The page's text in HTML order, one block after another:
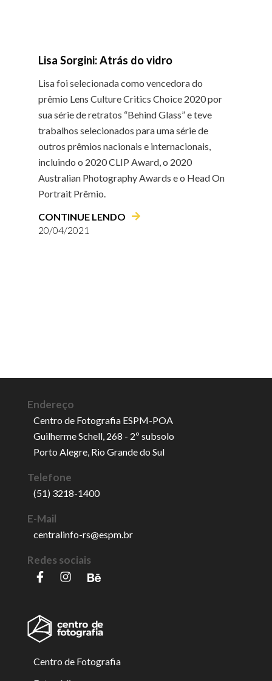
Lisa Sorgini: Atrás do vidro
Lisa foi selecionada como vencedora do
prêmio Lens Culture Critics Choice 2020 por
sua série de retratos “Behind Glass” e teve
trabalhos selecionados para uma série de
outros prêmios nacionais e internacionais,
incluindo o 2020 CLIP Award, o 2020
Australian Photography Awards e o Head On
Portrait Prêmio.
20/04/2021
CONTINUE LENDO
Endereço
Centro de Fotografia ESPM-POA
Guilherme Schell, 268 - 2º subsolo
Porto Alegre, Rio Grande do Sul
Telefone
(51) 3218-1400
E-Mail
centralinfo-rs@espm.br
Redes sociais
Centro de Fotografia